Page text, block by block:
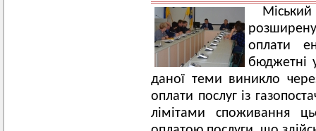
оплати
бюджетні
даної теми виникло
оплати послуг із
лімітами споживання